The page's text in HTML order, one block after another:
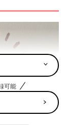
可能